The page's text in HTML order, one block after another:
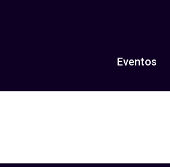
Eventos